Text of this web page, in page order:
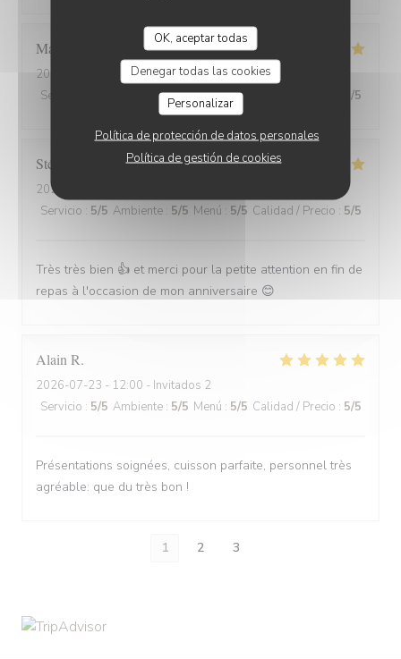
OK, aceptar todas
Denegar todas las cookies
Personalizar
Política de protección de datos personales
Política de gestión de cookies
Marion
2026-07-30
- 19:30 - Invitados 2
Servicio
Ambiente:5/5 Menú:5/5 /5
Stéphanie
2026-07-22
Servicio : 5/5 Ambiente : 5/5 Menú : 5/5 Calidad / Precio : 5/5
Très très bien 👍 et merci pour la petite attention en fin de
repas à l'occasion de mon anniversaire 😊
Alain R
2026-07-23 - 12:00 - Invitados 2
Servicio : 5/5 Ambiente : 5/5 Menú : 5/5 Calidad / Precio : 5/5
Présentations soignées, cuisson parfaite, personnel très
agréable: que du très bon !
1 2 3